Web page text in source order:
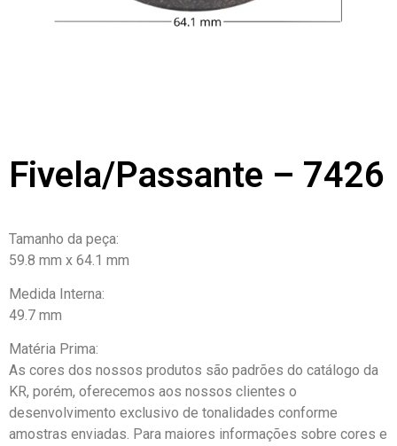
Fivela/Passante – 7426
Tamanho da peça:
59.8 mm x 64.1 mm
Medida Interna:
49.7 mm
Matéria Prima:
As cores dos nossos produtos são padrões do catálogo da
KR, porém, oferecemos aos nossos clientes o
desenvolvimento exclusivo de tonalidades conforme
amostras enviadas. Para maiores informações sobre cores e